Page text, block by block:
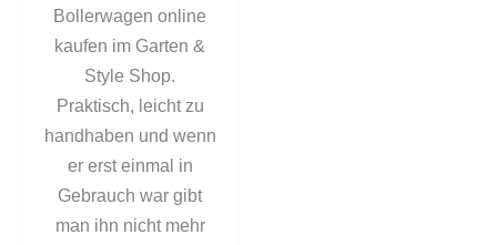
Bollerwagen online
kaufen im Garten &
Style Shop.
Praktisch, leicht zu
handhaben und wenn
er erst einmal in
Gebrauch war gibt
man ihn nicht mehr